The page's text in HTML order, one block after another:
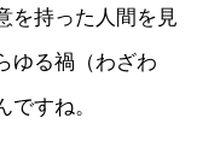
を持った人間を見
ゆる禍（わざわ
すね。